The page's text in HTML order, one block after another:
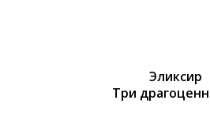
Эликсир
Три